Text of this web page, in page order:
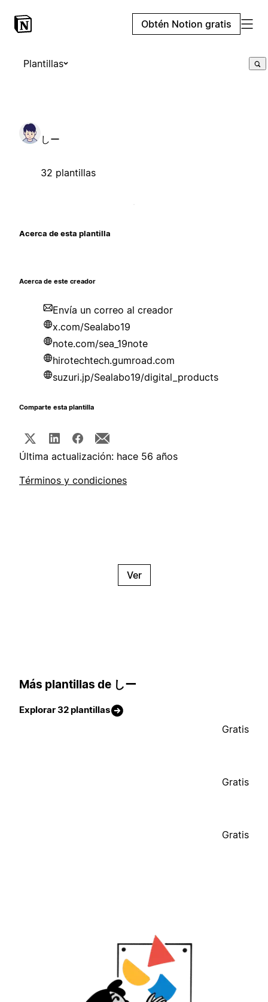
Obtén Notion gratis
Plantillas
しー
32 plantillas
Acerca de esta plantilla
Acerca de este creador
Envía un correo al creador
x.com/Sealabo19
note.com/sea_19note
hirotechtech.gumroad.com
suzuri.jp/Sealabo19/digital_products
Comparte esta plantilla
Última actualización: hace 56 años
Términos y condiciones
Ver
Más plantillas de しー
Explorar 32 plantillas
Gratis
Gratis
Gratis